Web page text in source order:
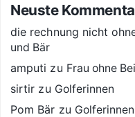
Neuste
die rechnung nicht
und Bär
amputi zu Frau ohne
sirtir zu Golferinnen
Pom Bär zu Golferinnen